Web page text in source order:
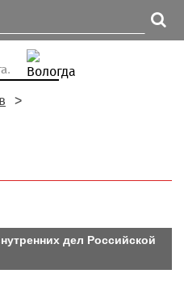
дел Российской